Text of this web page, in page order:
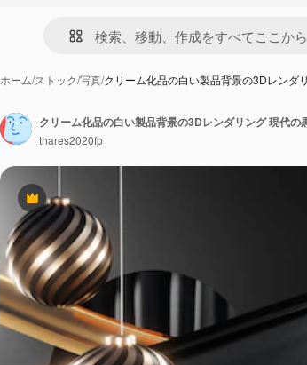
ホーム/ストック/写真/クリーム化品の白い製品背景の3Dレンダ
Premium
クリーム化品の白い製品背景の3Dレンダリング 現代の
thares2020fp